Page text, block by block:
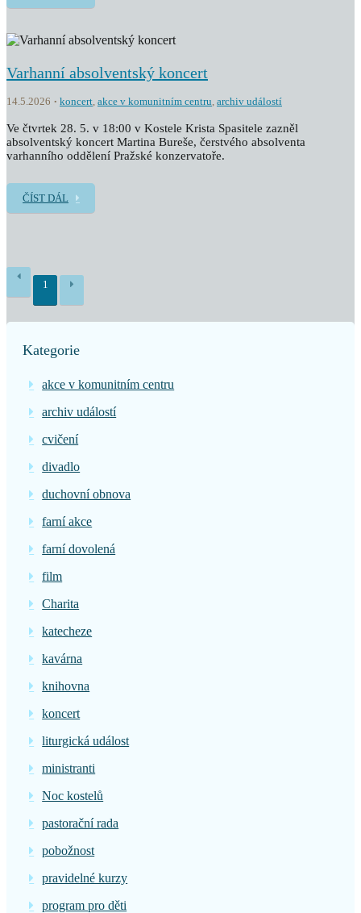
Varhanní absolventský koncert
14.5.2026 koncert, akce v komunitním centru, archiv událostí
Ve čtvrtek 28. 5. v 18:00 v Kostele Krista Spasitele zazněl
absolventský koncert Martina Bureše, čerstvého absolventa
varhanního oddělení Pražské konzervatoře.
ČÍST DÁL
1
Kategorie
akce v komunitním centru
archiv událostí
cvičení
divadlo
duchovní obnova
farní akce
farní dovolená
film
Charita
katecheze
kavárna
knihovna
koncert
liturgická událost
ministranti
Noc kostelů
pastorační rada
pobožnost
pravidelné kurzy
program pro děti